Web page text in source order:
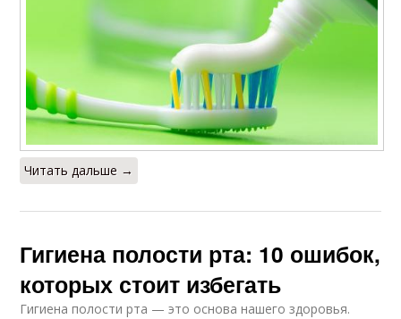
Читать дальше →
Гигиена полости рта: 10 ошибок,
которых стоит избегать
Гигиена полости рта — это основа нашего здоровья.